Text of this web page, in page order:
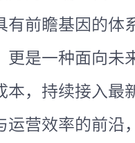
有前瞻基因的体
更是一种面向
本，持续接入最
运营效率的前沿